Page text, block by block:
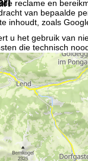
reclame en
van bepaalde
inhoudt, zoals
u het gebruik van
die technisch
en de
je in hetImpressum.
Policy.